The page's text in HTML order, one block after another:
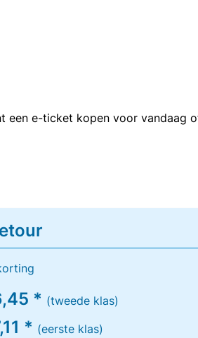
een e-ticket kopen voor vandaag
* (tweede klas)
* (eerste klas)